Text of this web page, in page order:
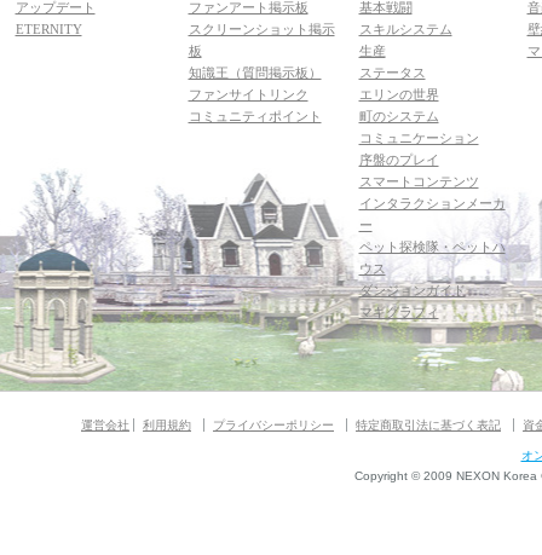
アップデート
ETERNITY
ファンアート掲示板
スクリーンショット掲示
板
知識王（質問掲示板）
ファンサイトリンク
コミュニティポイント
基本戦闘
スキルシステム
生産
ステータス
エリンの世界
町のシステム
コミュニケーション
序盤のプレイ
スマートコンテンツ
インタラクションメーカ
ー
ペット探検隊・ペットハ
ウス
ダンジョンガイド
マギグラフィ
運営会社 利用規約 プライバシーポリシー 特定商取引法に基づく表記 資
オ
Copyright © 2009 NEXON Korea